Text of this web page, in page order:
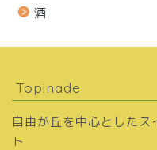
酒
Topinade
自由が丘を中心とした
ト